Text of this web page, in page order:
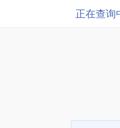
正在查询